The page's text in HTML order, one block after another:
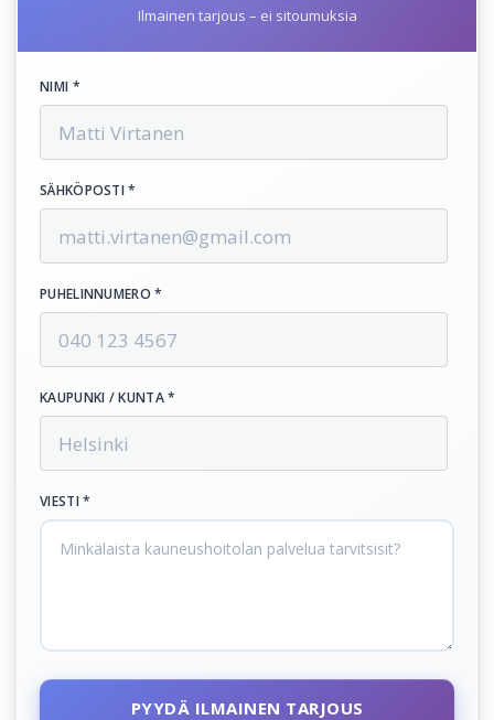
Ilmainen tarjous – ei sitoumuksia
NIMI *
SÄHKÖPOSTI *
PUHELINNUMERO *
KAUPUNKI / KUNTA *
VIESTI *
PYYDÄ ILMAINEN TARJOUS